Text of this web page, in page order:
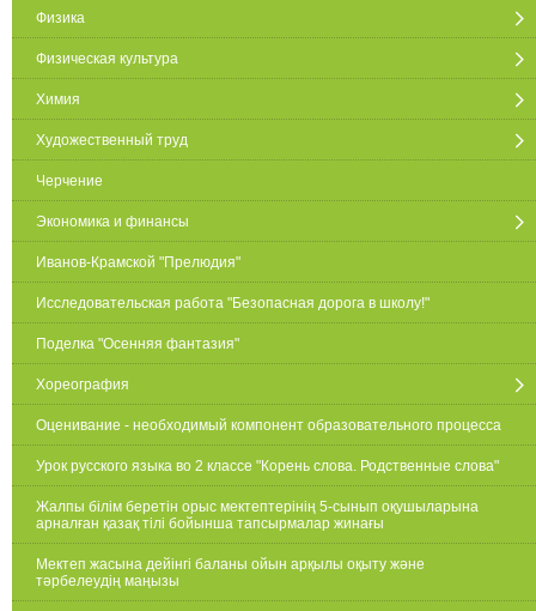
Физика
Физическая культура
Химия
Художественный труд
Черчение
Экономика и финансы
Иванов-Крамской "Прелюдия"
Исследовательская работа "Безопасная дорога в школу!"
Поделка "Осенняя фантазия"
Хореография
Оценивание - необходимый компонент образовательного процесса
Урок русского языка во 2 классе "Корень слова. Родственные слова"
Жалпы білім беретін орыс мектептерінің 5-сынып оқушыларына
арналған қазақ тілі бойынша тапсырмалар жинағы
Мектеп жасына дейінгі баланы ойын арқылы оқыту және
тәрбелеудің маңызы